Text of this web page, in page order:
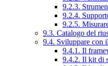
9.2.3.
9.2.4.
9.2.5.
9.3. Catalogo del
9.4. Sviluppare con
9.4.1. Il
9.4.2. Il kit di